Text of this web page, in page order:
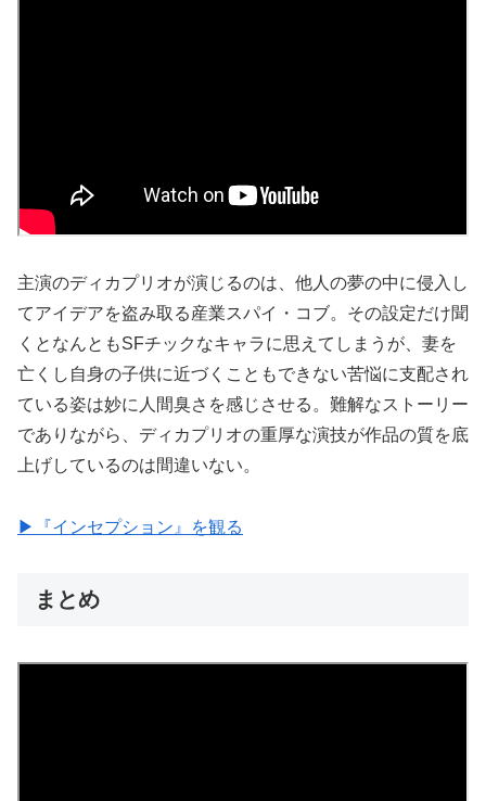
主演のディカプリオが演じるのは、他人の夢の中に侵入し
てアイデアを盗み取る産業スパイ・コブ。その設定だけ聞
くとなんともSFチックなキャラに思えてしまうが、妻を
亡くし自身の子供に近づくこともできない苦悩に支配され
ている姿は妙に人間臭さを感じさせる。難解なストーリー
でありながら、ディカプリオの重厚な演技が作品の質を底
上げしているのは間違いない。
▶︎『インセプション』を観る
まとめ